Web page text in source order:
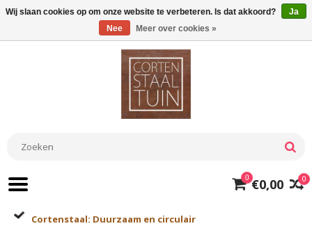
0
0 €0,00
Cortenstaal: Duurzaam en circulair
Wij slaan cookies op om onze website te verbeteren. Is dat akkoord?
Ja
Nee
Meer over cookies »